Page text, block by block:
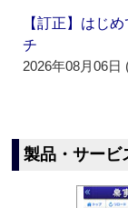
【訂正】はじ
チ
2026年08月06日
製品・サービ